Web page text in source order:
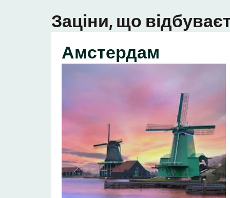
Заціни, що
Амстердам